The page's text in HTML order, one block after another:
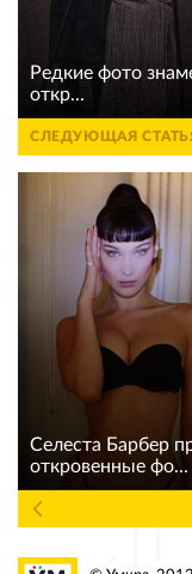
Редкие фото
откр...
СЛЕДУЮЩАЯ
Селеста Барбер
откровенные фо...